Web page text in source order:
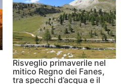
Risveglio primaverile nel
mitico Regno dei Fanes,
tra specchi d’acqua e il